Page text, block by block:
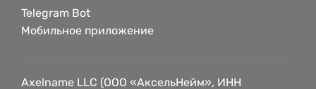
Telegram Bot
Мобильное приложение
Axelname LLC (ООО «АксельНейм», ИНН